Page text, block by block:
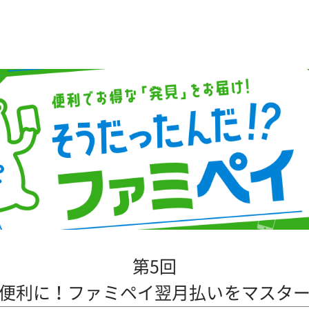
第5回
利に！ファミペイ翌月払いをマスタ